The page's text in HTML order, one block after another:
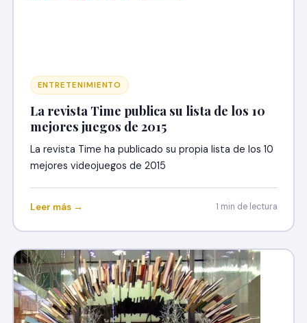
ENTRETENIMIENTO
La revista Time publica su lista de los 10
mejores juegos de 2015
La revista Time ha publicado su propia lista de los 10
mejores videojuegos de 2015
Leer más → 1 min de lectura